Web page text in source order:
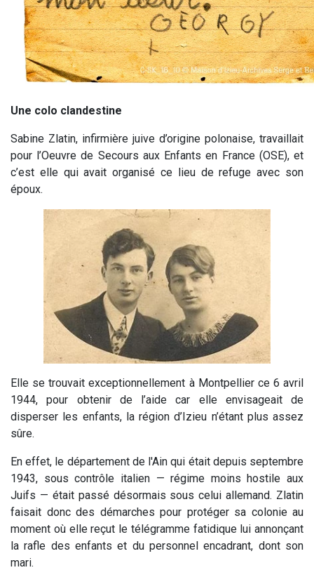
Une colo clandestine
Sabine Zlatin, infirmière juive d’origine polonaise, travaillait
pour l’Oeuvre de Secours aux Enfants en France (OSE), et
c’est elle qui avait organisé ce lieu de refuge avec son
époux.
Elle se trouvait exceptionnellement à Montpellier ce 6 avril
1944, pour obtenir de l’aide car elle envisageait de
disperser les enfants, la région d’Izieu n’étant plus assez
sûre.
En effet, le département de l'Ain qui était depuis septembre
1943, sous contrôle italien — régime moins hostile aux
Juifs — était passé désormais sous celui allemand. Zlatin
faisait donc des démarches pour protéger sa colonie au
moment où elle reçut le télégramme fatidique lui annonçant
la rafle des enfants et du personnel encadrant, dont son
mari.